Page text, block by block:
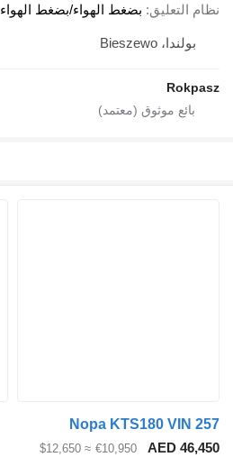
نظام التعليق بضغط الهواء/بضغط الهواء
بولندا، Bieszewo
Rokpasz
Nopa KTS180 VIN 257
AED 46,450
€10,950
≈ $12,650